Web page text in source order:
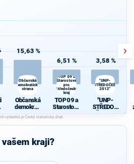
15,63 %
Občanská
demokratická
strana
Občanská
demokrati
cká strana
6,51 %
TOP 09 a
Starostové
pro
Středočeský
kraj
TOP 09 a
Starostové
pro
Středočes
ký kraj
3,58 %
"UNP-
STŘEDOČEŠI
2012"
"UNP-
STŘEDOČ
EŠI 2012"
kraji?